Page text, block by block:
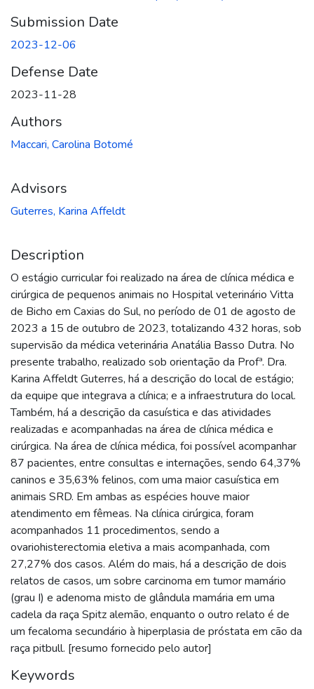
Submission Date
2023-12-06
Defense Date
2023-11-28
Authors
Maccari, Carolina Botomé
Advisors
Guterres, Karina Affeldt
Description
O estágio curricular foi realizado na área de clínica médica e
cirúrgica de pequenos animais no Hospital veterinário Vitta
de Bicho em Caxias do Sul, no período de 01 de agosto de
2023 a 15 de outubro de 2023, totalizando 432 horas, sob
supervisão da médica veterinária Anatália Basso Dutra. No
presente trabalho, realizado sob orientação da Profª. Dra.
Karina Affeldt Guterres, há a descrição do local de estágio;
da equipe que integrava a clínica; e a infraestrutura do local.
Também, há a descrição da casuística e das atividades
realizadas e acompanhadas na área de clínica médica e
cirúrgica. Na área de clínica médica, foi possível acompanhar
87 pacientes, entre consultas e internações, sendo 64,37%
caninos e 35,63% felinos, com uma maior casuística em
animais SRD. Em ambas as espécies houve maior
atendimento em fêmeas. Na clínica cirúrgica, foram
acompanhados 11 procedimentos, sendo a
ovariohisterectomia eletiva a mais acompanhada, com
27,27% dos casos. Além do mais, há a descrição de dois
relatos de casos, um sobre carcinoma em tumor mamário
(grau I) e adenoma misto de glândula mamária em uma
cadela da raça Spitz alemão, enquanto o outro relato é de
um fecaloma secundário à hiperplasia de próstata em cão da
raça pitbull. [resumo fornecido pelo autor]
Keywords